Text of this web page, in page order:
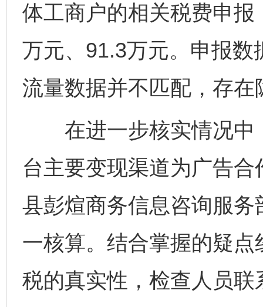
体工商户的相关税费申
万元、91.3万元。申报
流量数据并不匹配，存
在进一步核实情况中
台主要变现渠道为广告
县彭煊商务信息咨询服务
一核算。结合掌握的疑
税的真实性，检查人员